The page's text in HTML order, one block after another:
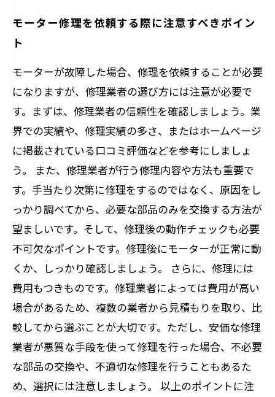
モーター修理を依頼する際に注意すべきポイン
ト
モーターが故障した場合、修理を依頼することが必要
になりますが、修理業者の選び方には注意が必要で
す。まずは、修理業者の信頼性を確認しましょう。業
界での実績や、修理実績の多さ、またはホームページ
に掲載されている口コミ評価などを参考にしましょ
う。 また、修理業者が行う修理内容や方法も重要で
す。手当たり次第に修理をするのではなく、原因をし
っかり調べてから、必要な部品のみを交換する方法が
望ましいです。そして、修理後の動作チェックも必要
不可欠なポイントです。修理後にモーターが正常に動
くか、しっかり確認しましょう。 さらに、修理には
費用もつきものです。修理業者によっては費用が高い
場合があるため、複数の業者から見積もりを取り、比
較してから選ぶことが大切です。ただし、安価な修理
業者が悪質な手段を使って修理を行った場合、不必要
な部品の交換や、不適切な修理を行うこともあるた
め、選択には注意しましょう。 以上のポイントに注